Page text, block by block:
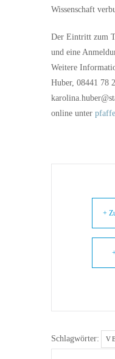
Wissenschaft
Der Eintritt zum
und eine
Weitere
Huber, 08441 78
online unter
+
Schlagwörter: